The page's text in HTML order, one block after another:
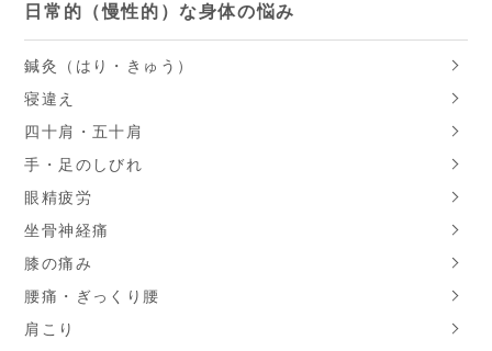
日常的（慢性的）な身体の悩み
鍼灸（はり・きゅう）
寝違え
四十肩・五十肩
手・足のしびれ
眼精疲労
坐骨神経痛
膝の痛み
腰痛・ぎっくり腰
肩こり